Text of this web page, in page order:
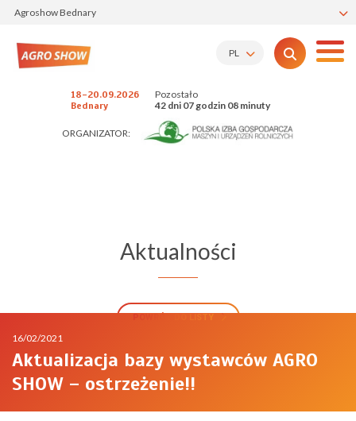
Agroshow Bednary
18-20.09.2026
Bednary
Pozostało
42 dni 07 godzin 08 minuty
ORGANIZATOR:
PL
Aktualności
POWRÓT DO LISTY
16/02/2021
Aktualizacja bazy wystawców AGRO
SHOW – ostrzeżenie!!